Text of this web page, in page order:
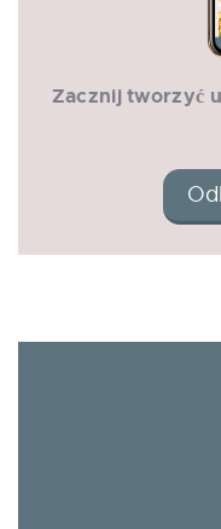
Zacznij tworzyć